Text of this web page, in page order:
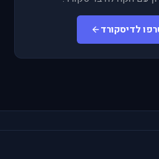
לדיסקורד